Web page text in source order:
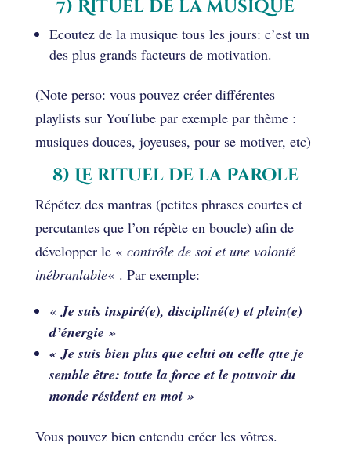
7) Rituel de la musique
Ecoutez de la musique tous les jours: c’est un
des plus grands facteurs de motivation.
(Note perso: vous pouvez créer différentes
playlists sur YouTube par exemple par thème :
musiques douces, joyeuses, pour se motiver, etc)
8) Le rituel de la Parole
Répétez des mantras (petites phrases courtes et
percutantes que l’on répète en boucle) afin de
développer le « contrôle de soi et une volonté
inébranlable« . Par exemple:
«Je suis inspiré(e), discipliné(e) et plein(e)
d’énergie »
« Je suis bien plus que celui ou celle que je
semble être: toute la force et le pouvoir du
monde résident en moi »
Vous pouvez bien entendu créer les vôtres.